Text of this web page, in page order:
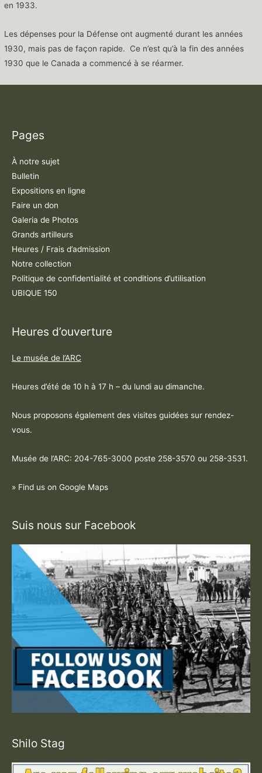
en 1933.
Les dépenses pour la Défense ont augmenté durant les années
1930, mais pas de façon rapide. Ce n’est qu’à la fin des années
1930 que le Canada a commencé à se réarmer.
Pages
À notre sujet
Bulletin
Expositions en ligne
Faire un don
Galeria de Photos
Grands artilleurs
Heures / Frais d’admission
Notre collection
Politique de confidentialité et conditions d’utilisation
UBIQUE 150
Heures d’ouverture
Le musée de l’ARC
Heures d’été de 10 h à 17 h – du lundi au dimanche.
Nous proposons également des visites guidées sur rendez-
vous.
Musée de l’ARC: 204-765-3000 poste 258-3570 ou 258-3531.
» Find us on Google Maps
Suis nous sur Facebook
Shilo Stag